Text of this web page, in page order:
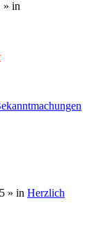
» in
» in Herzlich